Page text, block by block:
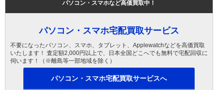
パソコン・スマホなど高価買取中！
パソコン・スマホ宅配買取サービス
不要になったパソコン、スマホ、タブレット、Applewatchなどを高価買取
いたします！ 査定額2,000円以上で、日本全国どこへでも無料で宅配回収に
伺います！（※離島等一部地域を除く）
パソコン・スマホ宅配買取サービスへ